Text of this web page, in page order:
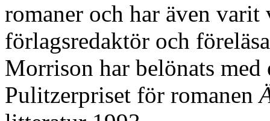
romaner och har även
förlagsredaktör och
Morrison har belönats
Pulitzerpriset för romanen